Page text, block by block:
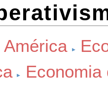
América
Economia